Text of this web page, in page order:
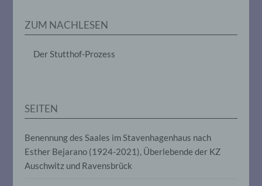
ZUM NACHLESEN
Der Stutthof-Prozess
SEITEN
Benennung des Saales im Stavenhagenhaus nach
Esther Bejarano (1924-2021), Überlebende der KZ
Auschwitz und Ravensbrück
Aufenthaltsort oder Ortswechsel dieser
natürlichen Person zu analysieren oder
personenbezogener Daten in einer Weise,
auf welche die personenbezogenen Daten
ohne Hinzuziehung zusätzlicher
Informationen nicht mehr einer
spezifischen betroffenen Person